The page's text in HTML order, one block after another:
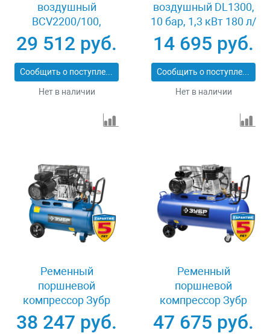
воздушный
BCV2200/100,
ременный привод,
2.2 кВт, 100 литров,
370 л/мин Denzel
58110
29 512 руб.
Сообщить о поступлении
Нет в наличии
воздушный DL1300,
10 бар, 1,3 кВт 180 л/
мин 5 л, с набором
аксессуаров Denzel
58011
14 695 руб.
Сообщить о поступлении
Нет в наличии
Ременный
поршневой
компрессор Зубр
ЭКСПЕРТ ЗКПМ-360-
50-Р-2.2
38 247 руб.
Ременный
поршневой
компрессор Зубр
ЭКСПЕРТ ЗКПМ-440-
100-Р-2.2
47 675 руб.